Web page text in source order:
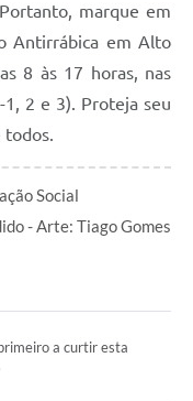
marque em
Antirrábica em Alto
8 às 17 horas, nas
1, 2 e 3). Proteja seu
todos.
Social
- Arte: Tiago Gomes
a curtir esta